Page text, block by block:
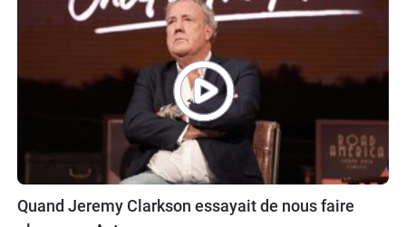
Quand Jeremy Clarkson essayait de nous faire